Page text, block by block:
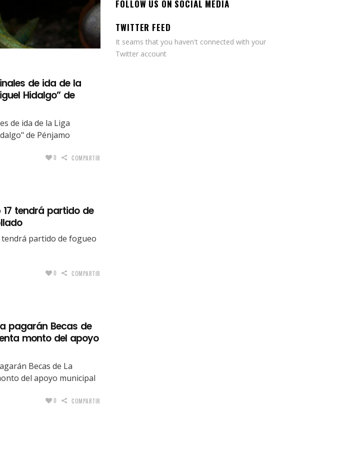
de ida de la
Hidalgo” de
de ida de la Liga
de Pénjamo
0 COMPARTIR
tendrá partido de
tendrá partido de fogueo
0 COMPARTIR
pagarán Becas de
monto del apoyo
Becas de La
del apoyo municipal
0 COMPARTIR
FOLLOW US ON SOCIAL MEDIA
TWITTER FEED
It seams that you haven't connected with your
Twitter account